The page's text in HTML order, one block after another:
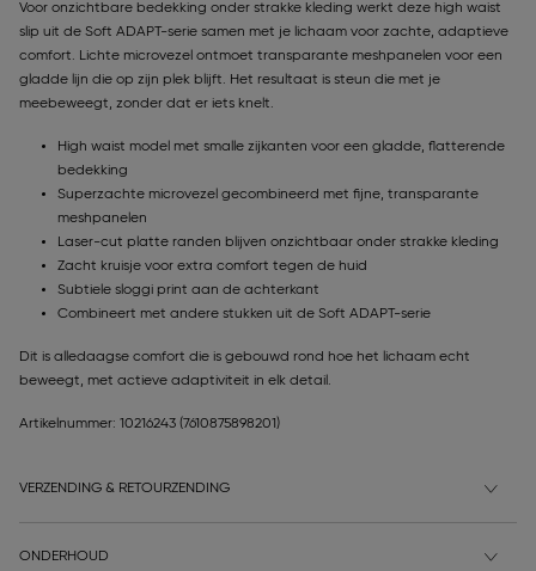
Voor onzichtbare bedekking onder strakke kleding werkt deze high waist
slip uit de Soft ADAPT-serie samen met je lichaam voor zachte, adaptieve
comfort. Lichte microvezel ontmoet transparante meshpanelen voor een
gladde lijn die op zijn plek blijft. Het resultaat is steun die met je
meebeweegt, zonder dat er iets knelt.
High waist model met smalle zijkanten voor een gladde, flatterende
bedekking
Superzachte microvezel gecombineerd met fijne, transparante
meshpanelen
Laser-cut platte randen blijven onzichtbaar onder strakke kleding
Zacht kruisje voor extra comfort tegen de huid
Subtiele sloggi print aan de achterkant
Combineert met andere stukken uit de Soft ADAPT-serie
Dit is alledaagse comfort die is gebouwd rond hoe het lichaam echt
beweegt, met actieve adaptiviteit in elk detail.
Artikelnummer: 10216243 (7610875898201)
VERZENDING & RETOURZENDING
ONDERHOUD